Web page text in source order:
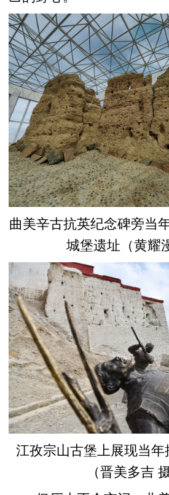
曲美辛古抗英纪念碑旁当
城堡遗址（黄耀
江孜宗山古堡上展现当
（晋美多吉